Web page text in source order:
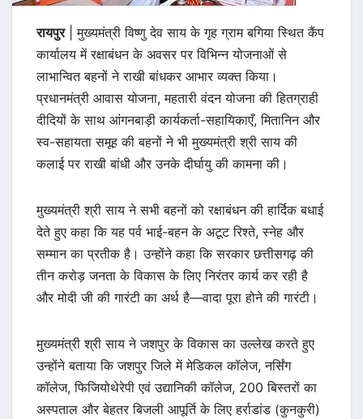
रायपुर| मुख्यमंत्री विष्णु देव साय के गृह ग्राम बगिया स्थित कैंप
कार्यालय में रक्षाबंधन के अवसर पर विभिन्न योजनाओं से
लाभान्वित बहनों ने राखी बांधकर आभार व्यक्त किया।
प्रधानमंत्री आवास योजना, महतारी वंदन योजना की हितग्राही
दीदियों के साथ आंगनबाड़ी कार्यकर्ता-सहायिकाएँ, मितानिन और
स्व-सहायता समूह की बहनों ने भी मुख्यमंत्री श्री साय की
कलाई पर राखी बांधी और उनके दीर्घायु की कामना की।
मुख्यमंत्री श्री साय ने सभी बहनों को रक्षाबंधन की हार्दिक बधाई
देते हुए कहा कि यह पर्व भाई-बहन के अटूट रिश्ते, स्नेह और
सम्मान का प्रतीक है। उन्होंने कहा कि सरकार छत्तीसगढ़ की
तीन करोड़ जनता के विकास के लिए निरंतर कार्य कर रही है
और मोदी जी की गारंटी का अर्थ है—वादा पूरा होने की गारंटी।
मुख्यमंत्री श्री साय ने जशपुर के विकास का उल्लेख करते हुए
उन्होंने बताया कि जशपुर जिले में मेडिकल कॉलेज, नर्सिंग
कॉलेज, फिजियोथेरेपी एवं उद्यानिकी कॉलेज, 200 बिस्तरों का
अस्पताल और बेहतर बिजली आपूर्ति के लिए हर्राडांड (कुनकुरी)